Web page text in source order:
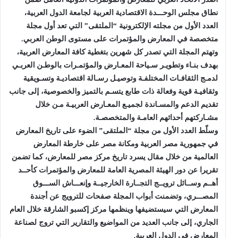
نطاق مجلس الوحـــدة الاقتصادية العربية لجامعة الدول العربية،
العدد الأول من مجلته الإلكترونية “الملتقى” التي تعد أول مجلة
متخصصة في المعارض والمؤتمرات على مستوى الوطن العربي.
وتهتم المجلة التي تصدر كل شهرين بتغطية كافة المعارض العربية،
بهدف بنـاء وتطويـر سـياحة المعـارض والمؤتمـرات بالوطـن العربـي
لدمـج الثقافـات المختلفـة وتوصيـل رسـالة اقتصاديـة وتسـويقية
وثقافيـة قوية وفعالة ذات طابع يتسـم بالتميز والخصوصية، إلى جانب
تقديم الدعم والمسـاندة لجميـع المعـارض العربيـة مـن خلال
مشـاركتهم أحداثهم العامـة والمتخصصـة.
وسلّط العدد الأول من مجلة “الملتقى” الضوء على تاريخ المعارض
في جمهورية مصر العربية ومكانة مصر على خارطة المعارض
العالمية من خلال مقال يسرد تاريخ مركز مصر للمعارض، كما تضمن
تقريرا عن دور الهيئة المصرية العامة للمعارض والمؤتمرات كأحــد
أهــم وســائل ترويــج التجــارة الخارجيــة وإنعـــاش الســـوق
المصـــري، وتضمنت أبواب المجلة صفحات للترويج عن أجندة
المعارض التي سيستضيفها وينظمها مركز إكسبو الشارقة خلال العام
الجاري، إلى جانب العديد من المواضيع والتقارير التي تروج لصناعة
المعارض في الدول العربية.